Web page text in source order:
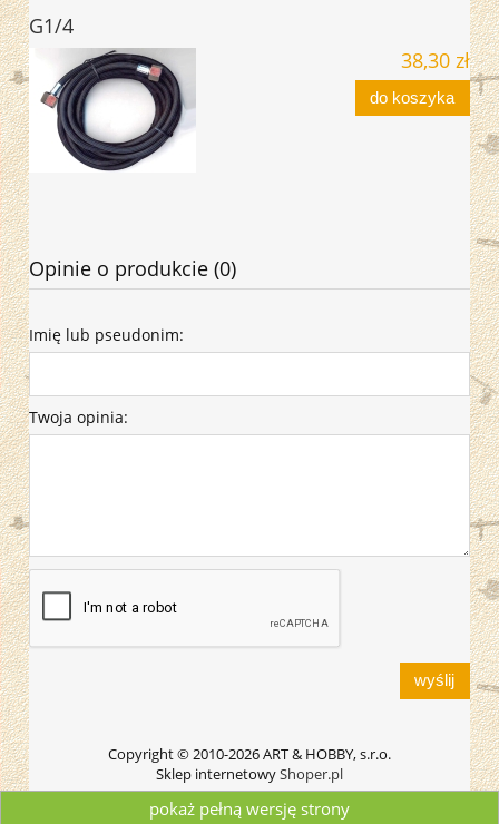
G1/4
38,30 zł
do koszyka
Opinie o produkcie (0)
Imię lub pseudonim:
Twoja opinia:
wyślij
Copyright © 2010-2026 ART & HOBBY, s.r.o.
Sklep internetowyShoper.pl
pokaż pełną wersję strony